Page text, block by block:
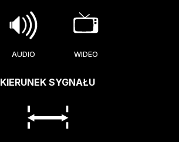
AUDIO WIDEO
KIERUNEK SYGNAŁU